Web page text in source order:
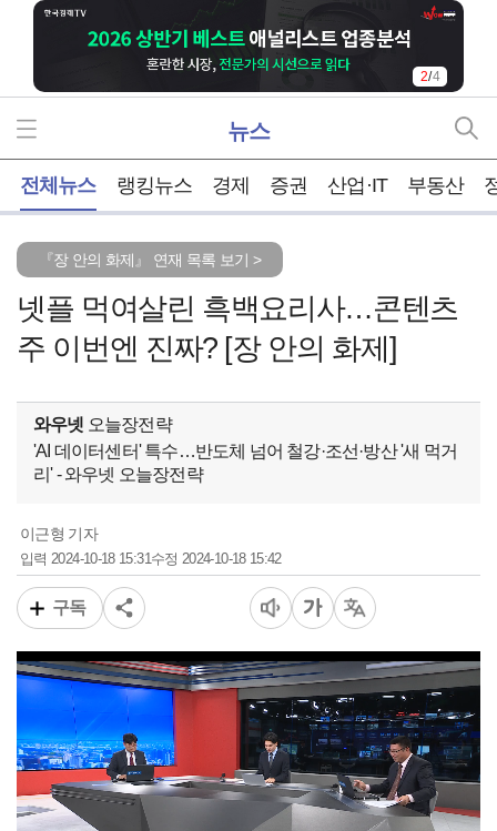
3/4
뉴스
전체뉴스 랭킹뉴스 경제 증권 산업·IT 부동산
『장 안의 화제』 연재 목록 보기 >
넷플 먹여살린 흑백요리사…콘텐츠
주 이번엔 진짜? [장 안의 화제]
와우넷 오늘장전략
'AI 데이터센터' 특수…반도체 넘어 철강·조선·방산 '새 먹거
리' - 와우넷 오늘장전략
이근형 기자
입력2024-10-18 15:31수정 2024-10-18 15:42
구독